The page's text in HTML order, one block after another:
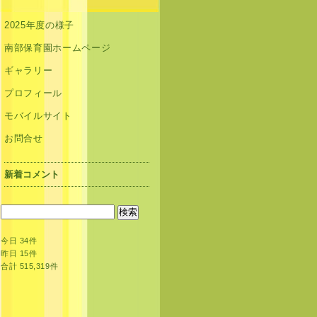
2025年度の様子
南部保育園ホームページ
ギャラリー
プロフィール
モバイルサイト
お問合せ
新着コメント
今日 34件
昨日 15件
合計 515,319件